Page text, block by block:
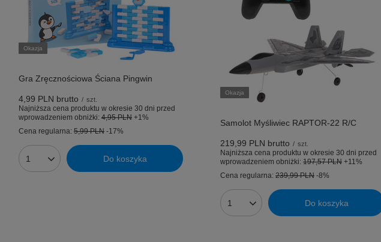
Okazja
Gra Zręcznościowa Ściana Pingwin
4,99 PLN brutto / szt.
Najniższa cena produktu w okresie 30 dni przed
wprowadzeniem obniżki: 4,95 PLN +1%
Cena regularna: 5,99 PLN -17%
Ilość produktów Do koszyka
Okazja
Samolot Myśliwiec RAPTOR-22 R/C
219,99 PLN brutto / szt.
Najniższa cena produktu w okresie 30 dni przed
wprowadzeniem obniżki: 197,57 PLN +11%
Cena regularna: 239,99 PLN -8%
Ilość produktów Do koszyka